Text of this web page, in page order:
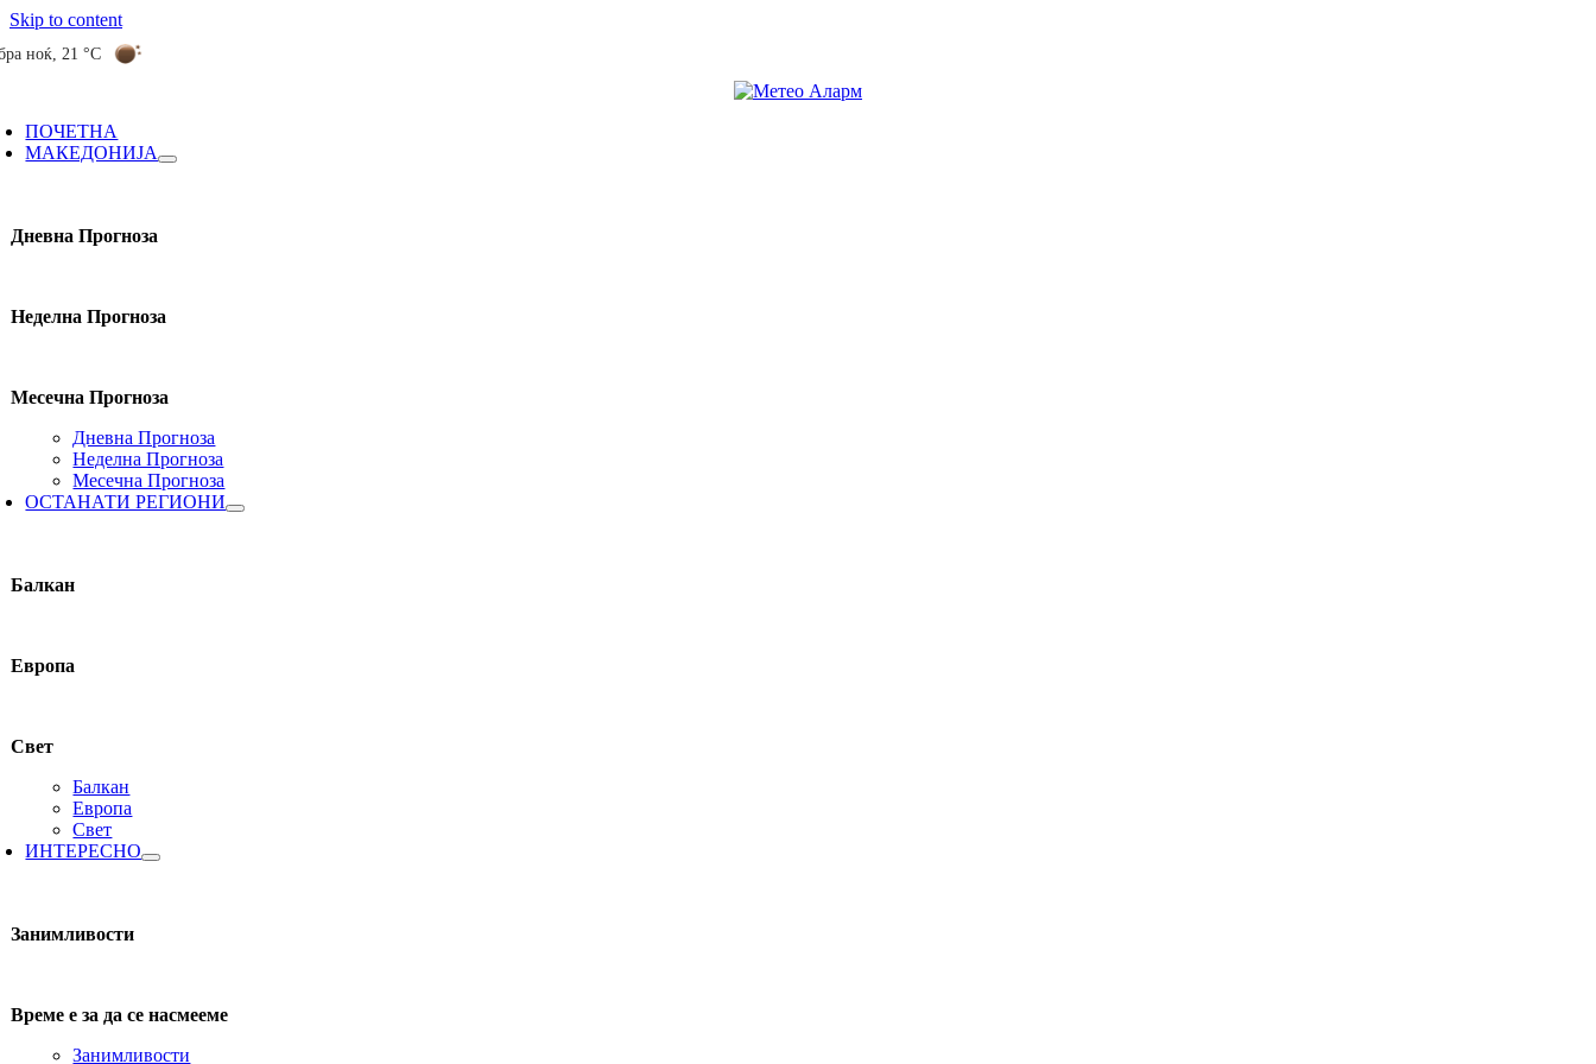
Skip to content
ноќ,21 °C
ПОЧЕТНА
МАКЕДОНИЈА
Дневна Прогноза
Неделна Прогноза
Месечна Прогноза
Дневна Прогноза
Неделна Прогноза
Месечна Прогноза
ОСТАНАТИ РЕГИОНИ
Балкан
Европа
Свет
Балкан
Европа
Свет
ИНТЕРЕСНО
Занимливости
Време е за да се насмееме
Занимливости